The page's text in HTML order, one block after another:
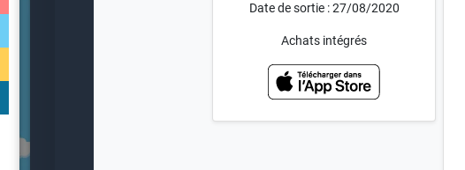
Date de sortie : 27/08/2020
Achats intégrés